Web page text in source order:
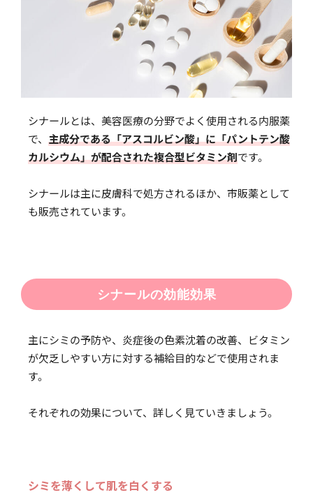
シナールとは、美容医療の分野でよく使用される内服薬
で、 主成分である「アスコルビン酸」に「パントテン酸
カルシウム」が配合された複合型ビタミン剤です。
シナールは主に皮膚科で処方されるほか、市販薬として
も販売されています。
シナールの効能効果
主にシミの予防や、炎症後の色素沈着の改善、ビタミン
が欠乏しやすい方に対する補給目的などで使用されま
す。
それぞれの効果について、詳しく見ていきましょう。
シミを薄くして肌を白くする